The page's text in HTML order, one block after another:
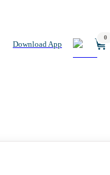
Download App
0